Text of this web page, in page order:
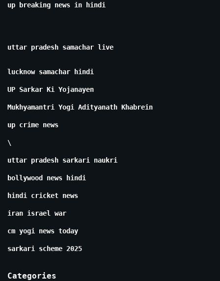
up breaking news in hindi
uttar pradesh samachar live
lucknow samachar hindi
UP Sarkar Ki Yojanayen
Mukhyamantri Yogi Adityanath Khabrein
up crime news
\
uttar pradesh sarkari naukri
bollywood news hindi
hindi cricket news
iran israel war
cm yogi news today
sarkari scheme 2025
Categories